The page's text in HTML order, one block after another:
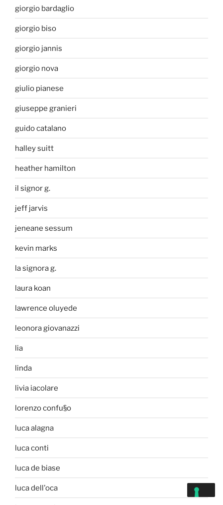
giorgio bardaglio
giorgio biso
giorgio jannis
giorgio nova
giulio pianese
giuseppe granieri
guido catalano
halley suitt
heather hamilton
il signor g.
jeff jarvis
jeneane sessum
kevin marks
la signora g.
laura koan
lawrence oluyede
leonora giovanazzi
lia
linda
livia iacolare
lorenzo confu§o
luca alagna
luca conti
luca de biase
luca dell'oca